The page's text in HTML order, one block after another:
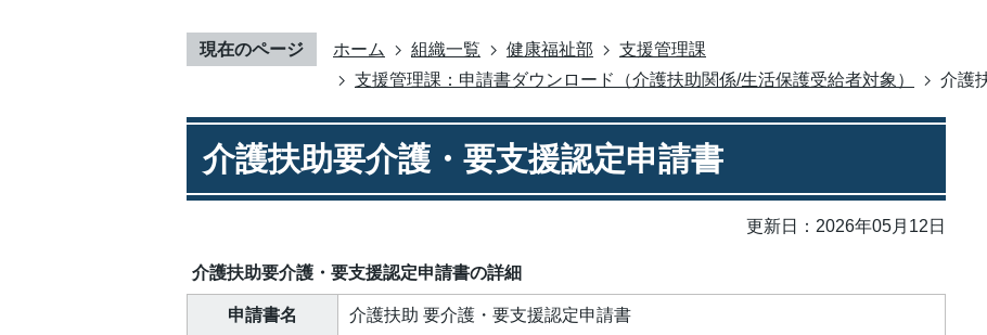
現在のページ ホーム 組織一覧 健康福祉部
支援管理課
支援管理課：申請書ダウンロード（介護扶助関係/生活保護受給者対象）
介護
介護扶助要介護・要支援認定申請書
更新日：2026年05月12日
介護扶助要介護・要支援認定申請書の詳細
申請書名 介護扶助 要介護・要支援認定申請書